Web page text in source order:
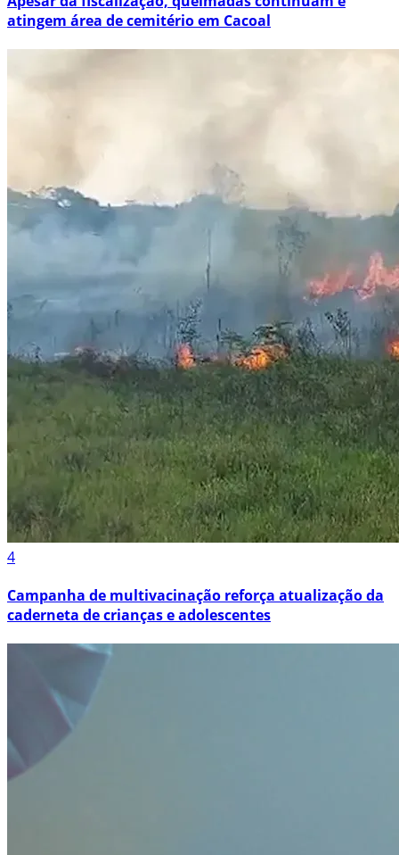
atingem área de cemitério em Cacoal
4
Campanha de multivacinação reforça atualização da
caderneta de crianças e adolescentes